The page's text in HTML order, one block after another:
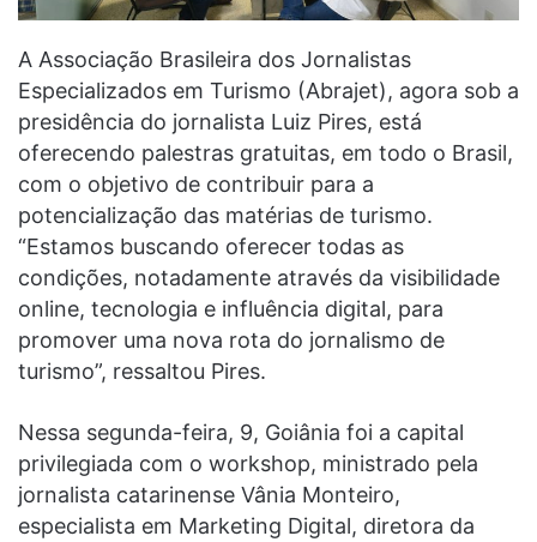
A Associação Brasileira dos Jornalistas
Especializados em Turismo (Abrajet), agora sob a
presidência do jornalista Luiz Pires, está
oferecendo palestras gratuitas, em todo o Brasil,
com o objetivo de contribuir para a
potencialização das matérias de turismo.
“Estamos buscando oferecer todas as
condições, notadamente através da visibilidade
online, tecnologia e influência digital, para
promover uma nova rota do jornalismo de
turismo”, ressaltou Pires.
Nessa segunda-feira, 9, Goiânia foi a capital
privilegiada com o workshop, ministrado pela
jornalista catarinense Vânia Monteiro,
especialista em Marketing Digital, diretora da